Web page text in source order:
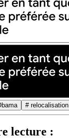
# relocalisation
lecture :